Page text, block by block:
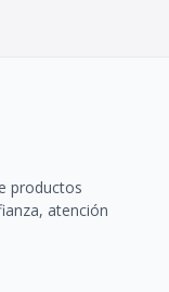
productos
atención